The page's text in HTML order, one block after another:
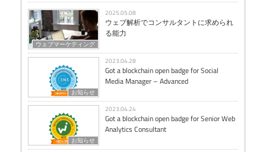
ウェブマーケティング
2025.05.08
ウェブ解析でコンサルタントに求められ
る能力
お知らせ
2023.04.28
Got a blockchain open badge for Social
Media Manager – Advanced
お知らせ
2023.04.24
Got a blockchain open badge for Senior Web
Analytics Consultant